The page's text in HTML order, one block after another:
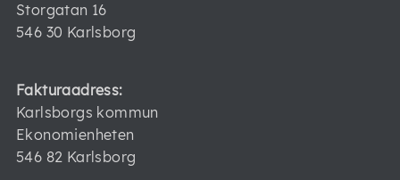
Storgatan 16
546 30 Karlsborg
Fakturaadress:
Karlsborgs kommun
Ekonomienheten
546 82 Karlsborg